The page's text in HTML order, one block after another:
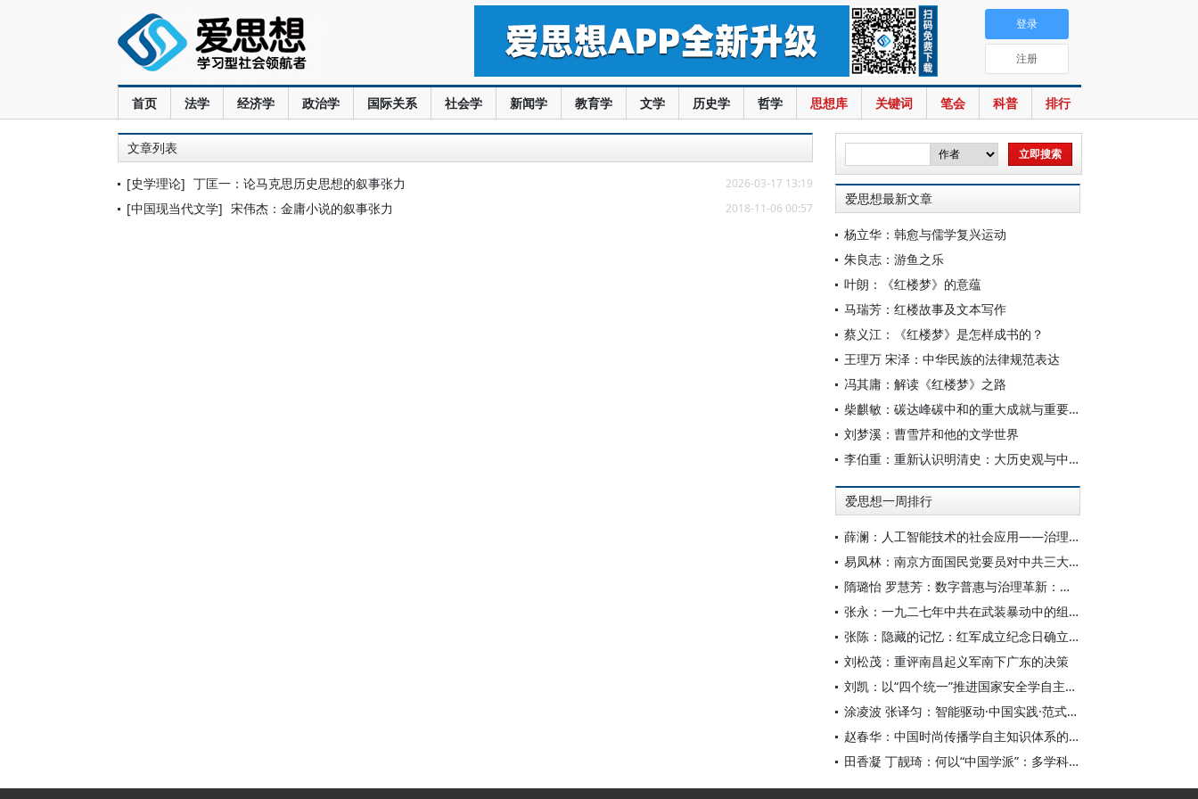
首页 法学 经济学 政治学 国际关系 社会学 新闻学 教育学 文学 历史学 哲学 思想库 关键词 笔会 科普 排行
登录
注册
文章列表
[史学理论] 丁匡一：论马克思历史思想的叙事张力 2026-03-17 13:19
[中国现当代文学] 宋伟杰：金庸小说的叙事张力 2018-11-06 00:57
爱思想最新文章
杨立华：韩愈与儒学复兴运动
朱良志：游鱼之乐
叶朗：《红楼梦》的意蕴
马瑞芳：红楼故事及文本写作
蔡义江：《红楼梦》是怎样成书的？
王理万 宋泽：中华民族的法律规范表达
冯其庸：解读《红楼梦》之路
柴麒敏：碳达峰碳中和的重大成就与重要任务
刘梦溪：曹雪芹和他的文学世界
李伯重：重新认识明清史：大历史观与中国史学创新
爱思想一周排行
薛澜：人工智能技术的社会应用——治理挑战
易凤林：南京方面国民党要员对中共三大起义的反应
隋璐怡 罗慧芳：数字普惠与治理革新：中国人工智能赋能全球南方发展
张永：一九二七年中共在武装暴动中的组织转型
张陈：隐藏的记忆：红军成立纪念日确立前中共对南昌起义的纪念
刘松茂：重评南昌起义军南下广东的决策
刘凯：以“四个统一”推进国家安全学自主知识体系构建
涂凌波 张译匀：智能驱动·中国实践·范式创新：“构建中国新闻传播学自主知识体系”专题研讨会综述
赵春华：中国时尚传播学自主知识体系的内在逻辑与实践路径
田香凝 丁靓琦：何以“中国学派”：多学科视野下中国特色新闻传播学建设的研究